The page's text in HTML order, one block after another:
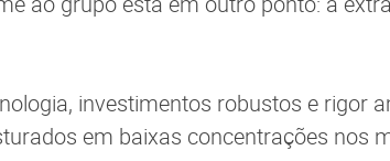
investimentos robustos e rigor
em baixas concentrações nos